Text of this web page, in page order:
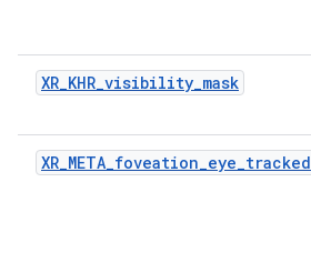
XR_KHR_visibility_mask
XR_META_foveation_eye_tracked